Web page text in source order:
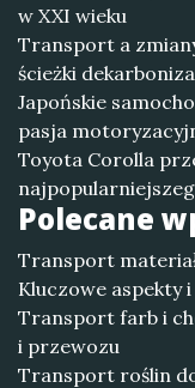
w XXI wieku
Transport a
ścieżki
Japońskie
pasja
Toyota Corolla
Polecane
Transport
Kluczowe aspekty
Transport farb i
i przewozu
Transport roślin